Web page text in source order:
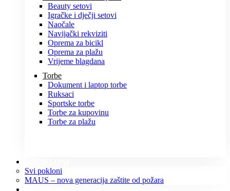
Beauty setovi
Igračke i dječji setovi
Naočale
Navijački rekviziti
Oprema za bicikl
Oprema za plažu
Vrijeme blagdana
Torbe
Dokument i laptop torbe
Ruksaci
Sportske torbe
Torbe za kupovinu
Torbe za plažu
Svi pokloni
MAUS – nova generacija zaštite od požara